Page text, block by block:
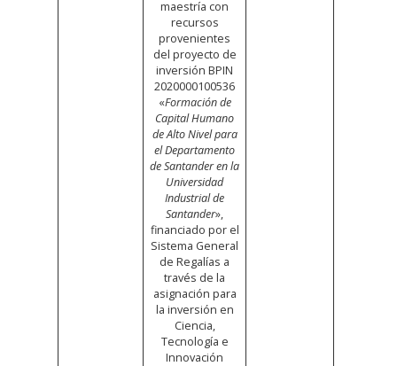
maestría con
recursos
provenientes
del proyecto de
inversión BPIN
2020000100536
«Formación de
Capital Humano
de Alto Nivel para
el Departamento
de Santander en la
Universidad
Industrial de
Santander»,
financiado por el
Sistema General
de Regalías a
través de la
asignación para
la inversión en
Ciencia,
Tecnología e
Innovación